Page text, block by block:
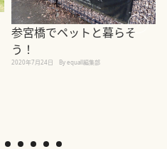
参宮橋でペットと暮らそ
う！
2020年7月24日 By equall編集部